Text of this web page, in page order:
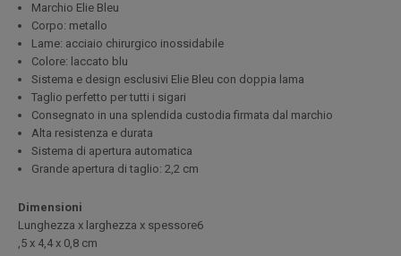
Marchio Elie Bleu
Corpo: metallo
Lame: acciaio chirurgico inossidabile
Colore: laccato blu
Sistema e design esclusivi Elie Bleu con doppia lama
Taglio perfetto per tutti i sigari
Consegnato in una splendida custodia firmata dal marchio
Alta resistenza e durata
Sistema di apertura automatica
Grande apertura di taglio: 2,2 cm
Dimensioni
Lunghezza x larghezza x spessore6
,5 x 4,4 x 0,8 cm